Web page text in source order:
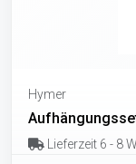
Hymer
Lieferzeit 6 - 8